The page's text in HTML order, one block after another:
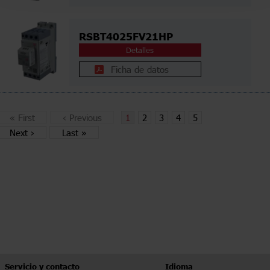
RSBT4025FV21HP
Detalles
Ficha de datos
« First ‹ Previous 1 2 3 4
5
Next › Last »
Servicio y contacto Idioma